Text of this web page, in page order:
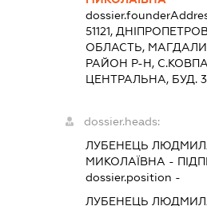
51121,
ОБЛАСТЬ,
РАЙОН Р-Н,
ЦЕНТРАЛЬНА, БУД.
dossier.heads:
ЛУБЕНЕЦЬ
МИКОЛАЇВНА -
dossier.position -
ЛУБЕНЕЦЬ